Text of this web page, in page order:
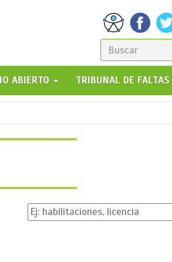
DE
GO!
ABIERTO TRIBUNAL DE FALTAS